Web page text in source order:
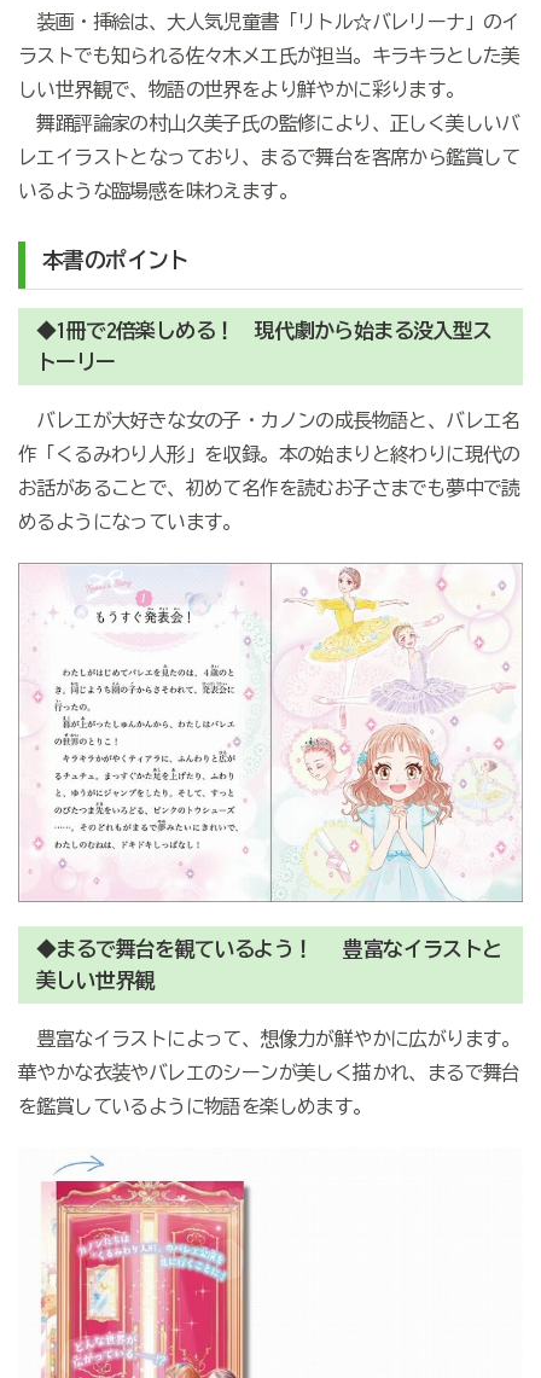
装画・挿絵は、大人気児童書「リトル☆バレリーナ」のイ
ラストでも知られる佐々木メエ氏が担当。キラキラとした美
しい世界観で、物語の世界をより鮮やかに彩ります。
舞踊評論家の村山久美子氏の監修により、正しく美しいバ
レエイラストとなっており、まるで舞台を客席から鑑賞して
いるような臨場感を味わえます。
本書のポイント
◆1冊で2倍楽しめる！ 現代劇から始まる没入型ス
トーリー
バレエが大好きな女の子・カノンの成長物語と、バレエ名
作「くるみわり人形」を収録。本の始まりと終わりに現代の
お話があることで、初めて名作を読むお子さまでも夢中で読
めるようになっています。
◆まるで舞台を観ているよう！ 豊富なイラストと
美しい世界観
豊富なイラストによって、想像力が鮮やかに広がります。
華やかな衣装やバレエのシーンが美しく描かれ、まるで舞台
を鑑賞しているように物語を楽しめます。